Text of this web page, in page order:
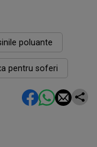
poluante
pentru soferi